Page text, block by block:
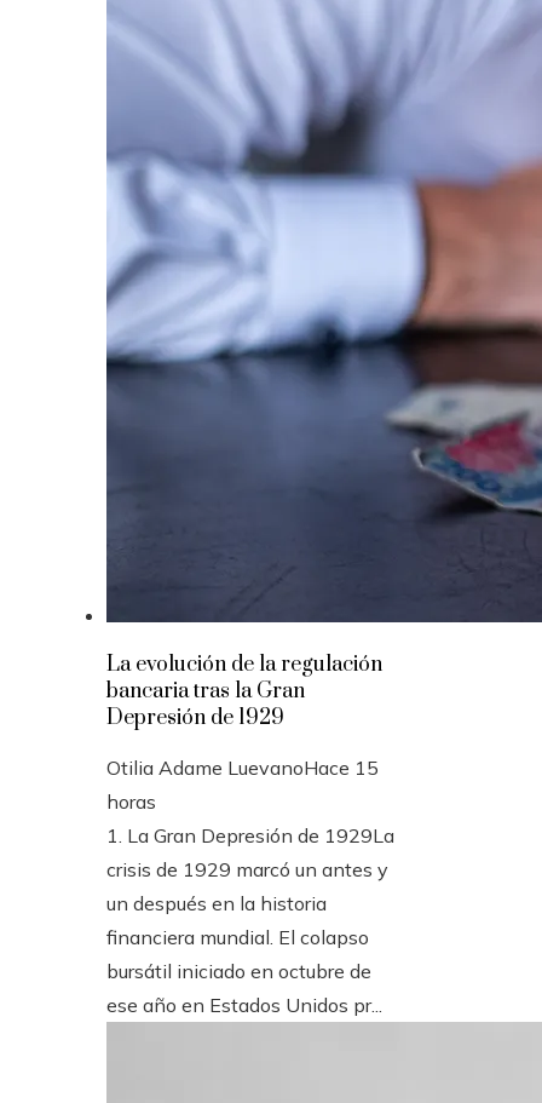
La evolución de la regulación
bancaria tras la Gran
Depresión de 1929
Otilia Adame LuevanoHace 15
horas
1. La Gran Depresión de 1929La
crisis de 1929 marcó un antes y
un después en la historia
financiera mundial. El colapso
bursátil iniciado en octubre de
ese año en Estados Unidos pr...